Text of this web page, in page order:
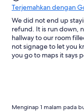
Terjemahkan dengan
We did not end up
refund. It is run down,
hallway to our room
not signage to let you
you go to maps it says
Menginap 1 malam pada